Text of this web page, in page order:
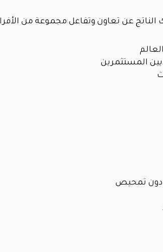
عن تعاون وتفاعل مجموعة من
دون تمحيص